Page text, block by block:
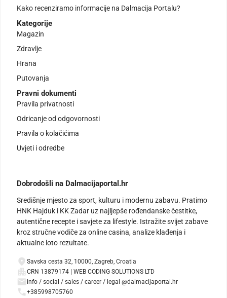
Kako recenziramo informacije na Dalmacija Portalu?
Kategorije
Magazin
Zdravlje
Hrana
Putovanja
Pravni dokumenti
Pravila privatnosti
Odricanje od odgovornosti
Pravila o kolačićima
Uvjeti i odredbe
Dobrodošli na Dalmacijaportal.hr
Središnje mjesto za sport, kulturu i modernu zabavu. Pratimo
HNK Hajduk i KK Zadar uz najljepše rođendanske čestitke,
autentične recepte i savjete za lifestyle. Istražite svijet zabave
kroz stručne vodiče za online casina, analize klađenja i
aktualne loto rezultate.
Savska cesta 32, 10000, Zagreb, Croatia
CRN 13879174 | WEB CODING SOLUTIONS LTD
info / social / sales / career / legal @dalmacijaportal.hr
+385998705760